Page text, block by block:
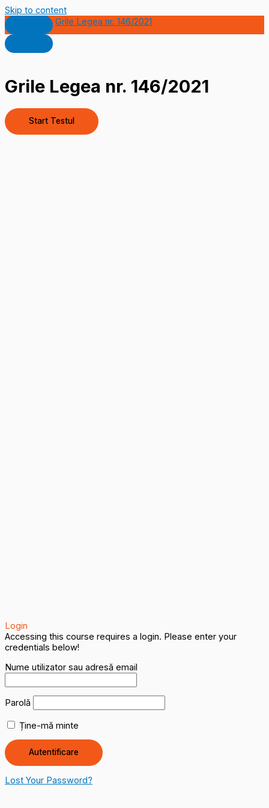
Skip to content
Grile Legea nr. 146/2021
Grile Legea nr. 146/2021
Login
Accessing this course requires a login. Please enter your
credentials below!
Nume utilizator sau adresă email
Parolă
Ține-mă minte
Lost Your Password?